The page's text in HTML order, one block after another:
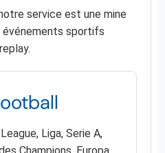
service est une mine
événements sportifs
Liga, Serie A,